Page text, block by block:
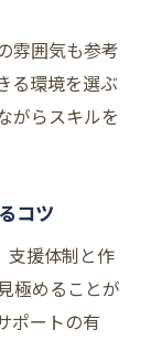
雰囲気も参考
る環境を選ぶ
がらスキルを
コツ
支援体制と作
極めることが
ポートの有